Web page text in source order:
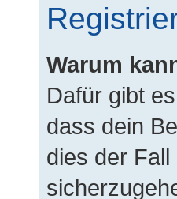
Warum
Dafür gibt
dass dein
dies der